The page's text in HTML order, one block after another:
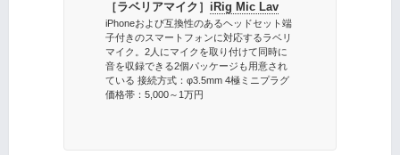
［ラベリアマイク］ iRig Mic Lav
iPhoneおよび互換性のあるヘッドセット端
子付きのスマートフォンに対応するラベリ
マイク。2人にマイクを取り付けて同時に
音を収録できる2個パッケージも用意され
ている 接続方式：φ3.5mm 4極ミニプラグ
価格帯：5,000～1万円